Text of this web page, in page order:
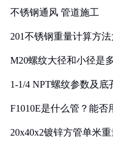
不锈钢通风 管道施工
201不锈钢重量计算方法
M20螺纹大径和小径是
1-1/4 NPT螺纹参数及底
F1010E是什么管？能否
20x40x2镀锌方管单米